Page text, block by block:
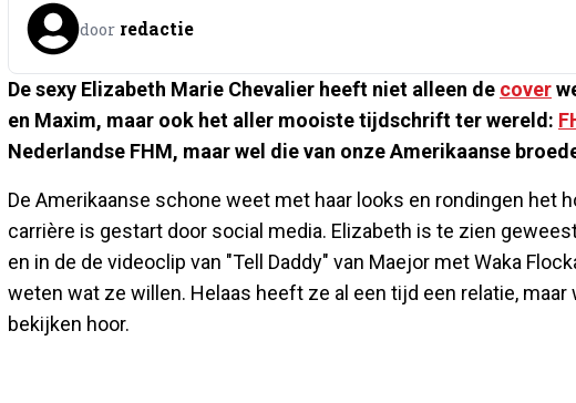
door redactie
De sexy Elizabeth Marie Chevalier heeft niet alleen de cover
en Maxim, maar ook het aller mooiste tijdschrift ter wereld:
Nederlandse FHM, maar wel die van onze Amerikaanse
De Amerikaanse schone weet met haar looks en rondingen het
carrière is gestart door social media. Elizabeth is te zien
en in de de videoclip van "Tell Daddy" van Maejor met Waka
weten wat ze willen. Helaas heeft ze al een tijd een relatie,
bekijken hoor.